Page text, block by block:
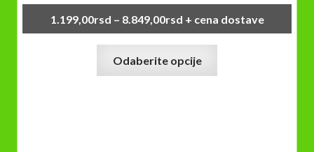
1.199,00rsd – 8.849,00rsdRaspon
cena:
1.199,00rsd
+ cena dostave
Odaberite opcije